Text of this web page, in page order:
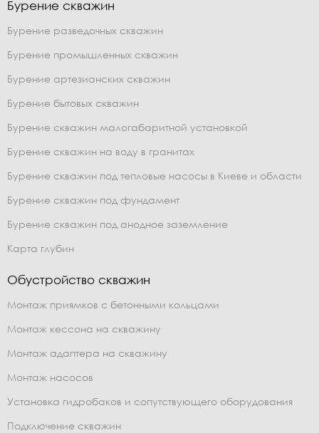
Бурение скважин
Бурение разведочных скважин
Бурение промышленных скважин
Бурение артезианских скважин
Бурение бытовых скважин
Бурение скважин малогабаритной установкой
Бурение скважин на воду в гранитах
Бурение скважин под тепловые насосы в Киеве и области
Бурение скважин под фундамент
Бурение скважин под анодное заземление
Карта глубин
Обустройство скважин
Монтаж приямков с бетонными кольцами
Монтаж кессона на скважину
Монтаж адаптера на скважину
Монтаж насосов
Установка гидробаков и сопутствующего оборудования
Подключение скважин